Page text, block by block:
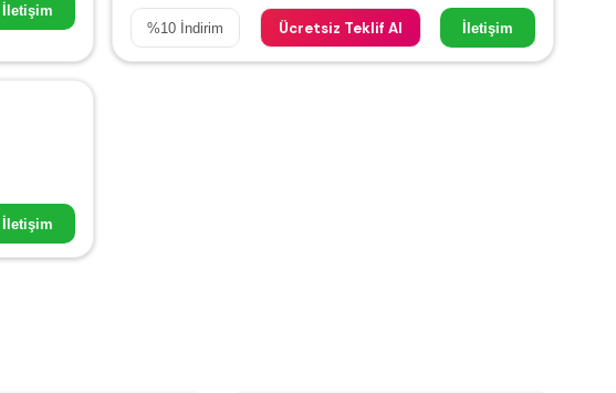
İletişim
%10 İndirim Ücretsiz Teklif Al İletişim
İletişim